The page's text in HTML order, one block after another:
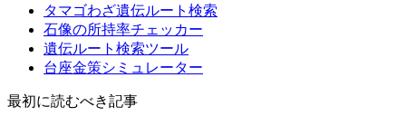
タマゴわざ遺伝ルート検索
石像の所持率チェッカー
遺伝ルート検索ツール
台座金策シミュレーター
最初に読むべき記事